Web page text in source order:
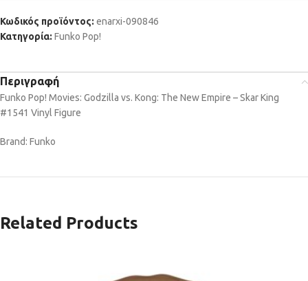
Κωδικός προϊόντος: enarxi-090846
Κατηγορία: Funko Pop!
Περιγραφή
Funko Pop! Movies: Godzilla vs. Kong: The New Empire – Skar King
#1541 Vinyl Figure
Brand: Funko
Related Products